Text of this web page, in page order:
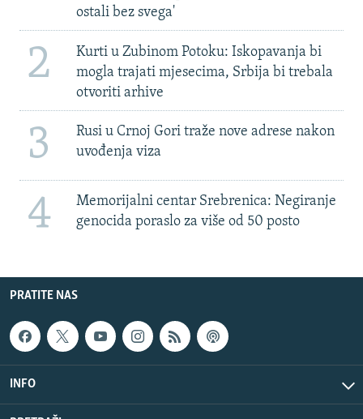
ostali bez svega'
2
Kurti u Zubinom Potoku: Iskopavanja bi
mogla trajati mjesecima, Srbija bi trebala
otvoriti arhive
3
Rusi u Crnoj Gori traže nove adrese nakon
uvođenja viza
4
Memorijalni centar Srebrenica: Negiranje
genocida poraslo za više od 50 posto
PRATITE NAS
INFO